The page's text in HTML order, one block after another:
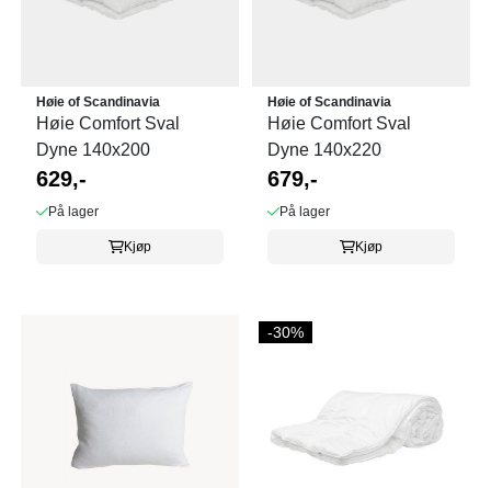
Høie of Scandinavia
Høie Comfort Sval
Dyne 140x200
629,-
På lager
Kjøp
Høie of Scandinavia
Høie Comfort Sval
Dyne 140x220
679,-
På lager
Kjøp
-30%